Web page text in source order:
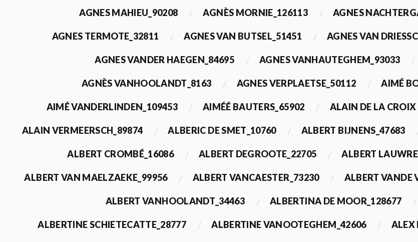
AGNES MAHIEU_90208 AGNÈS MORNIE_126113 AGNES
AGNES TERMOTE_32811 AGNES VAN BUTSEL_51451 AGNES VAN
AGNES VANDER HAEGEN_84695 AGNES VANHAUTEGHEM_93033
AGNÈS VANHOOLANDT_8163 AGNES VERPLAETSE_50112 AIMÉ
AIMÉ VANDERLINDEN_109453 AIMÉÉ BAUTERS_65902 ALAIN DE LA
ALAIN VERMEERSCH_89874 ALBERIC DE SMET_10760 ALBERT BIJNENS_47683
ALBERT CROMBÉ_16086 ALBERT DEGROOTE_22705 ALBERT
ALBERT VAN MAELZAEKE_99956 ALBERT VANCAESTER_73230 ALBERT VANDE
ALBERT VANHOOLANDT_34463 ALBERTINA DE MOOR_128677
ALBERTINE SCHIETECATTE_28777 ALBERTINE VANOOTEGHEM_42606 ALEX